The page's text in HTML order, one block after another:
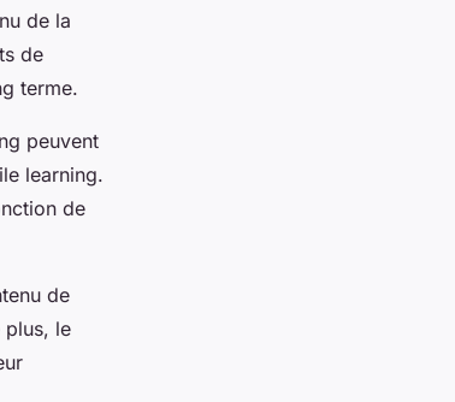
de la
de
terme.
peuvent
learning.
de
de
plus, le